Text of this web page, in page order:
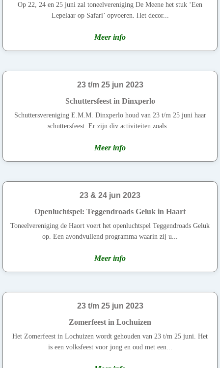
Op 22, 24 en 25 juni zal toneelvereniging De Meene het stuk ‘Een
Lepelaar op Safari’ opvoeren. Het decor...
Meer info
23 t/m 25 jun 2023
Schuttersfeest in Dinxperlo
Schuttersvereniging E.M.M. Dinxperlo houd van 23 t/m 25 juni haar
schuttersfeest. Er zijn div activiteiten zoals...
Meer info
23 & 24 jun 2023
Openluchtspel: Teggendroads Geluk in Haart
Toneelvereniging de Haort voert het openluchtspel Teggendroads Geluk
op. Een avondvullend programma waarin zij u...
Meer info
23 t/m 25 jun 2023
Zomerfeest in Lochuizen
Het Zomerfeest in Lochuizen wordt gehouden van 23 t/m 25 juni. Het
is een volksfeest voor jong en oud met een...